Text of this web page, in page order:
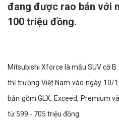
đang được rao bán với
100 triệu đồng.
Mitsubishi Xforce là mẫu SUV cỡ
thị trường Việt Nam vào ngày 10/
bản gồm GLX, Exceed, Premium
từ 599 - 705 triệu đồng.